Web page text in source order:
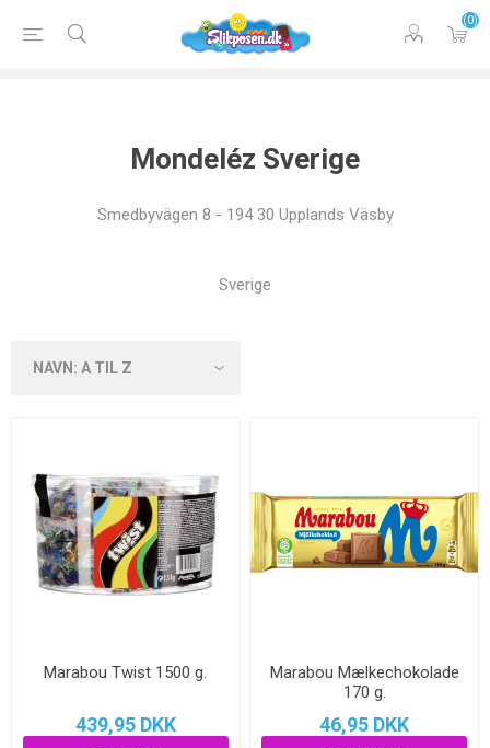
(0)
Mondeléz Sverige
Smedbyvägen 8 - 194 30 Upplands Väsby
Sverige
Marabou Twist 1500 g.
439,95 DKK
Marabou Mælkechokolade
170 g.
46,95 DKK